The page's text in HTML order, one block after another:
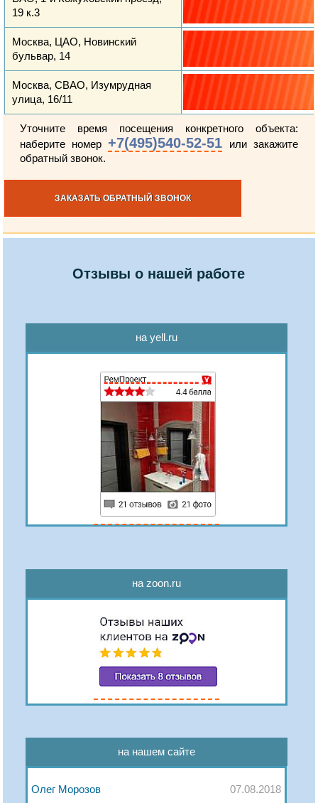
19 к.3
Москва, ЦАО, Новинский
бульвар, 14
Москва, СВАО, Изумрудная
улица, 16/11
Уточните время посещения конкретного объекта:
наберите номер+7(495)540-52-51 или закажите
обратный звонок.
ЗАКАЗАТЬ ОБРАТНЫЙ ЗВОНОК
Отзывы о нашей работе
на yell.ru
на zoon.ru
на нашем сайте
Олег Морозов 07.08.2018